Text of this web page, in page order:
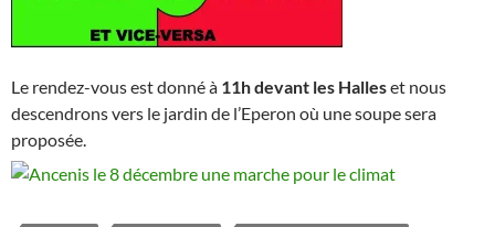
Le rendez-vous est donné à 11h devant les Halleset nous
descendrons vers le jardin de l’Eperon où une soupe sera
proposée.